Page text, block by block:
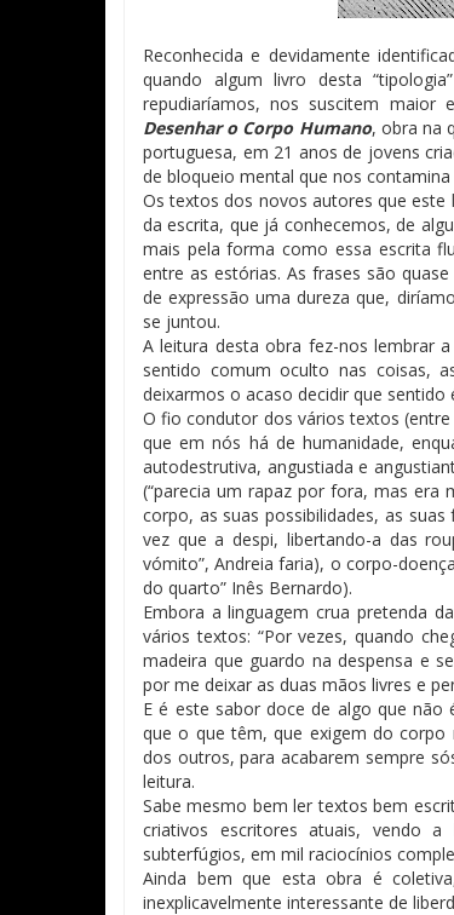
Reconhecida e devidamente
quando algum livro desta
repudiaríamos, nos suscitem maior
Desenhar o Corpo Humano, obra na
portuguesa, em 21 anos de jovens
de bloqueio mental que nos
Os textos dos novos autores que este
da escrita, que já conhecemos, de
mais pela forma como essa escrita
entre as estórias. As frases são
de expressão uma dureza que,
se juntou.
A leitura desta obra fez-nos lembrar
sentido comum oculto nas coisas,
deixarmos o acaso decidir que sentido
O fio condutor dos vários textos
que em nós há de humanidade,
autodestrutiva, angustiada e
(“parecia um rapaz por fora, mas era
corpo, as suas possibilidades, as
vez que a despi, libertando-a das
vómito”, Andreia faria), o corpo-
do quarto” Inês Bernardo).
Embora a linguagem crua pretenda
vários textos: “Por vezes, quando
madeira que guardo na despensa e
por me deixar as duas mãos livres e
E é este sabor doce de algo que
que o que têm, que exigem do
dos outros, para acabarem sempre
leitura.
Sabe mesmo bem ler textos bem
criativos escritores atuais, vendo
subterfúgios, em mil raciocínios
Ainda bem que esta obra é
inexplicavelmente interessante de